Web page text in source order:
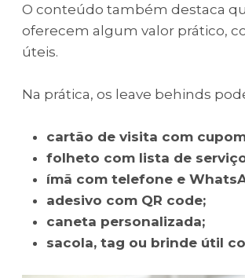
O conteúdo também destaca
oferecem algum valor prático,
úteis.
Na prática, os leave behinds
cartão de visita com
folheto com lista de
ímã com telefone e
adesivo com QR code;
caneta personalizada;
sacola, tag ou brinde útil